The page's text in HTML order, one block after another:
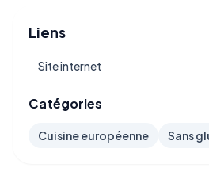
Liens
Site internet
Catégories
Cuisine européenne Sans